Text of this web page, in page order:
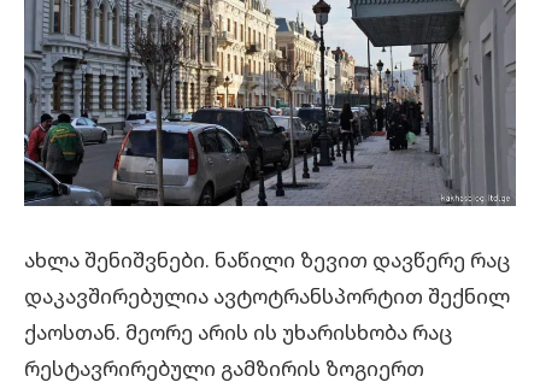
ახლა შენიშვნები. ნაწილი ზევით დავწერე რაც
დაკავშირებულია ავტოტრანსპორტით შექნილ
ქაოსთან. მეორე არის ის უხარისხობა რაც
რესტავრირებული გამზირის ზოგიერთ